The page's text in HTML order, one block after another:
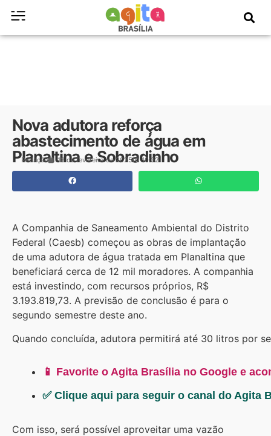
Nova adutora reforça
abastecimento de água em
Planaltina e Sobradinho
Redação 18 de fevereiro de 2025 10:32
A Companhia de Saneamento Ambiental do Distrito
Federal (Caesb) começou as obras de implantação
de uma adutora de água tratada em Planaltina que
beneficiará cerca de 12 mil moradores. A companhia
está investindo, com recursos próprios, R$
3.193.819,73. A previsão de conclusão é para o
segundo semestre deste ano.
Quando concluída, adutora permitirá até 30 litros por
📱 Favorite o Agita Brasília no Google e
✅ Clique aqui para seguir o canal do Agita
Com isso, será possível aproveitar uma vazão